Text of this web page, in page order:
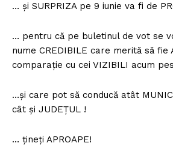
… și SURPRIZA pe 9 iunie va fi de
… pentru că pe buletinul de vot se
nume CREDIBILE care merită să fie
comparație cu cei VIZIBILI acum
…și care pot să conducă atât
cât și JUDEȚUL !
… țineți APROAPE!